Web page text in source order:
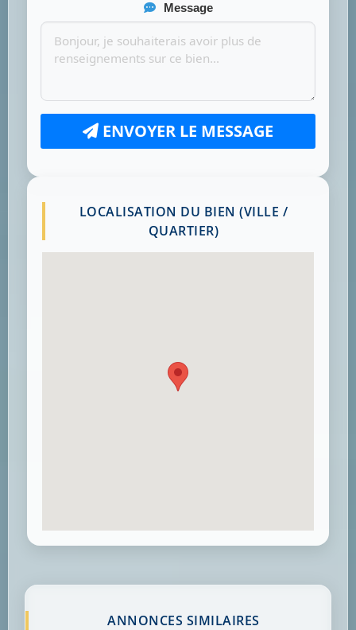
Message
ENVOYER LE MESSAGE
LOCALISATION DU BIEN (VILLE /
QUARTIER)
ANNONCES SIMILAIRES